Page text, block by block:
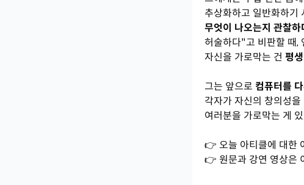
추상화하고 일반화하기
무엇이 나오는지 관찰
허술하다"고 비판할 때,
자신을 가로막는 건평
그는 앞으로 컴퓨터를
각자가 자신의 창의성
여러분을 가로막는 게
👉 오늘 아티클에 대한
👉 원문과 강연 영상은